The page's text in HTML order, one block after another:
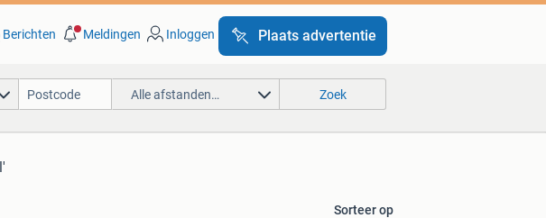
Berichten Meldingen Inloggen Plaats advertentie
Alle afstanden… Zoek
Sorteer op